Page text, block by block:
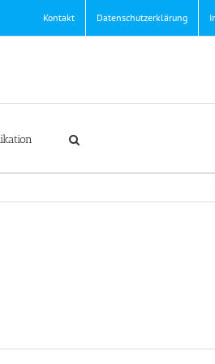
Kontakt Datenschutzerklärung